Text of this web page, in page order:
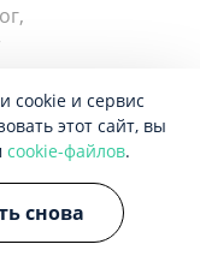
cookie и сервис
этот сайт, вы
cookie-файлов.
снова